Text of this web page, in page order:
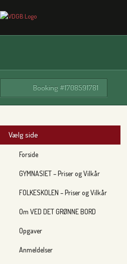
Booking #1708591781
Vælg side
Forside
GYMNASIET – Priser og Vilkår
FOLKESKOLEN – Priser og Vilkår
Om VED DET GRØNNE BORD
Opgaver
Anmeldelser